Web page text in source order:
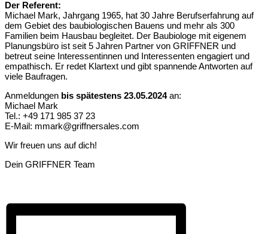
Der Referent:
Michael Mark, Jahrgang 1965, hat 30 Jahre Berufserfahrung auf
dem Gebiet des baubiologischen Bauens und mehr als 300
Familien beim Hausbau begleitet. Der Baubiologe mit eigenem
Planungsbüro ist seit 5 Jahren Partner von GRIFFNER und
betreut seine Interessentinnen und Interessenten engagiert und
empathisch. Er redet Klartext und gibt spannende Antworten auf
viele Baufragen.
Anmeldungen bis spätestens 23.05.2024an:
Michael Mark
Tel.: +49 171 985 37 23
E-Mail: mmark@griffnersales.com
Wir freuen uns auf dich!
Dein GRIFFNER Team